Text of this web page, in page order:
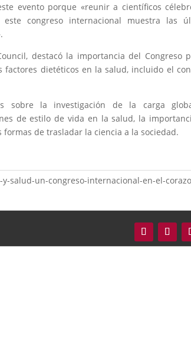
evento porque «reunir a científicos
congreso internacional muestra las
destacó la importancia del Congreso
dietéticos en la salud, incluido el
sobre la investigación de la carga
de estilo de vida en la salud, la
de trasladar la ciencia a la sociedad.
salud-un-congreso-internacional-en-el-